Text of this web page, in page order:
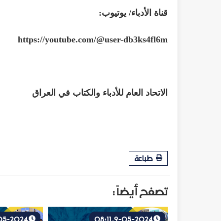
قناة الأدباء/ يوتيوب:
https://youtube.com/@user-db3ks4fl6m
الاتحاد العام للأدباء والكتاب في العراق
طباعة
تصفح أيضاً :